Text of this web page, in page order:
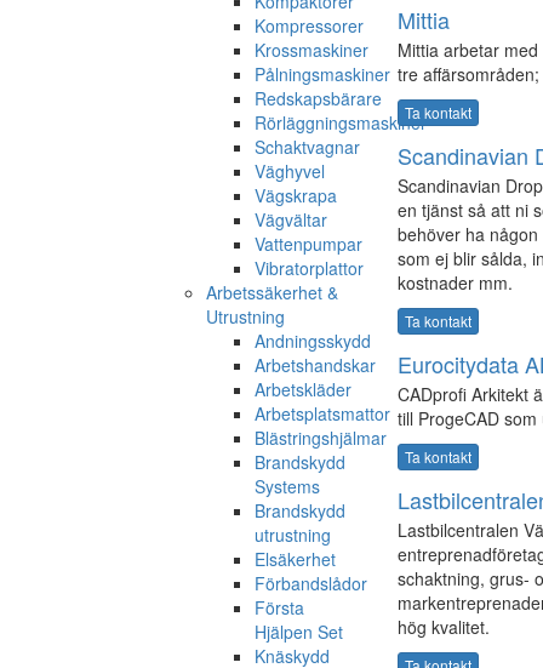
Kompressorer
Krossmaskiner
Pålningsmaskiner
Redskapsbärare
Rörläggningsmaskiner
Schaktvagnar
Väghyvel
Vägskrapa
Vägvältar
Vattenpumpar
Vibratorplattor
Arbetssäkerhet &
Utrustning
Andningsskydd
Arbetshandskar
Arbetskläder
Arbetsplatsmattor
Blästringshjälmar
Brandskydd
Systems
Brandskydd
utrustning
Elsäkerhet
Förbandslådor
Första
Hjälpen Set
Knäskydd
Mittia
Mittia arbetar
tre
Ta kontakt
Scandinavian
Scandinavian
en tjänst så att ni
behöver ha
som ej blir sålda,
kostnader mm.
Ta kontakt
Eurocitydata
CADprofi Arkitekt
till ProgeCAD
Ta kontakt
Lastbilcentralen
schaktning, grus-
hög kvalitet.